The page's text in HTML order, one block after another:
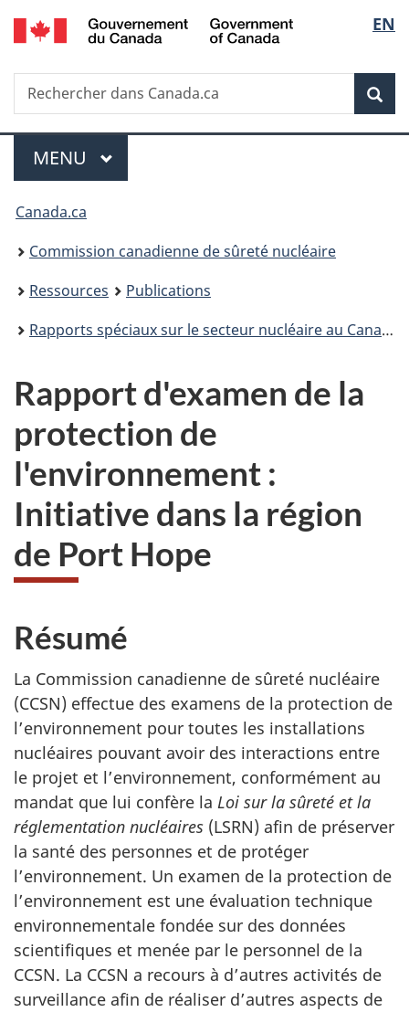
Passer
au
principal
de
la
EN
Recherche
Rechercher
dans
Menu
MENU PRINCIPAL
Vous
êtes
ici
Canada.ca
Commission canadienne de sûreté nucléaire
Ressources
Publications
Rapports spéciaux sur le secteur nucléaire au Canada
Rapport d'examen de la
protection de
l'environnement :
Initiative dans la région
de Port Hope
Résumé
La Commission canadienne de sûreté nucléaire
(CCSN) effectue des examens de la protection de
l’environnement pour toutes les installations
nucléaires pouvant avoir des interactions entre
le projet et l’environnement, conformément au
mandat que lui confère la Loi sur la sûreté et la
réglementation nucléaires (LSRN) afin de préserver
la santé des personnes et de protéger
l’environnement. Un examen de la protection de
l’environnement est une évaluation technique
environnementale fondée sur des données
scientifiques et menée par le personnel de la
CCSN. La CCSN a recours à d’autres activités de
surveillance afin de réaliser d’autres aspects de